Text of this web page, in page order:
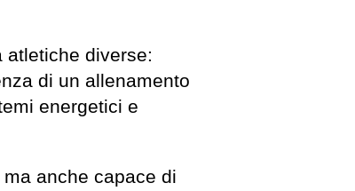
atletiche diverse:
di un allenamento
energetici e
anche capace di